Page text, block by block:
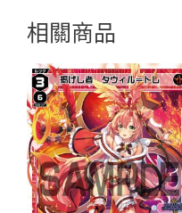
異
升
階
有
LB」
數
量
相關商品